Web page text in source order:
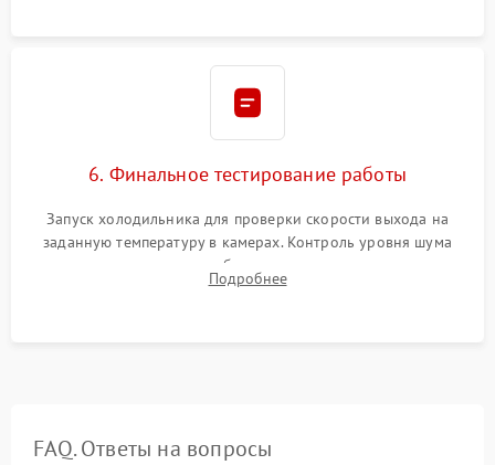
6. Финальное тестирование работы
Запуск холодильника для проверки скорости выхода на
заданную температуру в камерах. Контроль уровня шума
компрессора, отсутствия обмерзания стенок и корректного
срабатывания системы автоматической оттайки.
Подробнее
FAQ. Ответы на вопросы